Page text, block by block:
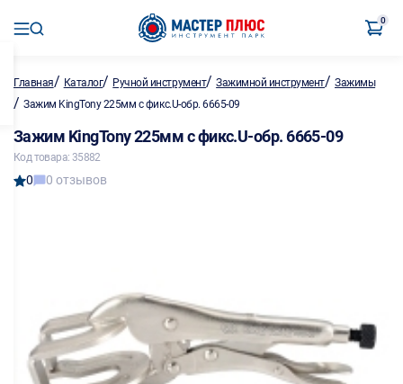
0
Главная/ Каталог/ Ручной инструмент/Зажимной инструмент/Зажимы
/ Зажим KingTony 225мм с фикс.U-обр. 6665-09
Зажим KingTony 225мм с фикс.U-обр. 6665-09
Код товара: 35882
0 0 отзывов